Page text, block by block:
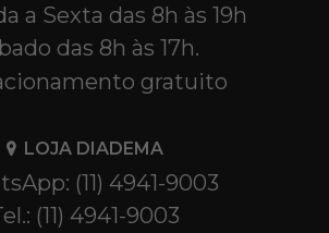
a Sexta das 8h às 19h
das 8h às 17h.
gratuito
LOJA DIADEMA
(11) 4941-9003
(11) 4941-9003